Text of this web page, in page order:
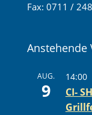
Fax: 0711 /
Anstehende
AUG.
9
14:00
CI-